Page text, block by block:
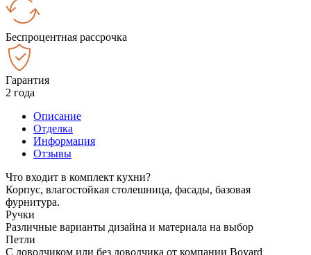
Беспроцентная рассрочка
Гарантия
2 года
Описание
Отделка
Информация
Отзывы
Что входит в комплект кухни?
Корпус, влагостойкая столешница, фасады, базовая
фурнитура.
Ручки
Различные варианты дизайна и материала на выбор
Петли
С доводчиком или без доводчика от компании Boyard